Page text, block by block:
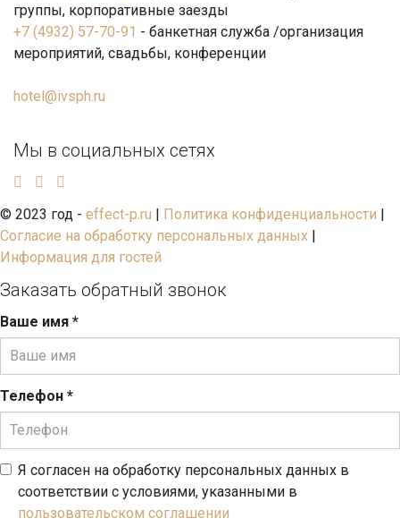
группы, корпоративные заезды
+7 (4932) 57-70-91 - банкетная служба /организация
мероприятий, свадьбы, конференции
hotel@ivsph.ru
Мы в социальных сетях
© 2023 год - effect-p.ru | Политика конфиденциальности |
Согласие на обработку персональных данных |
Информация для гостей
Заказать обратный звонок
Ваше имя *
Телефон *
Я согласен на обработку персональных данных в
соответствии с условиями, указанными в
пользовательском соглашении